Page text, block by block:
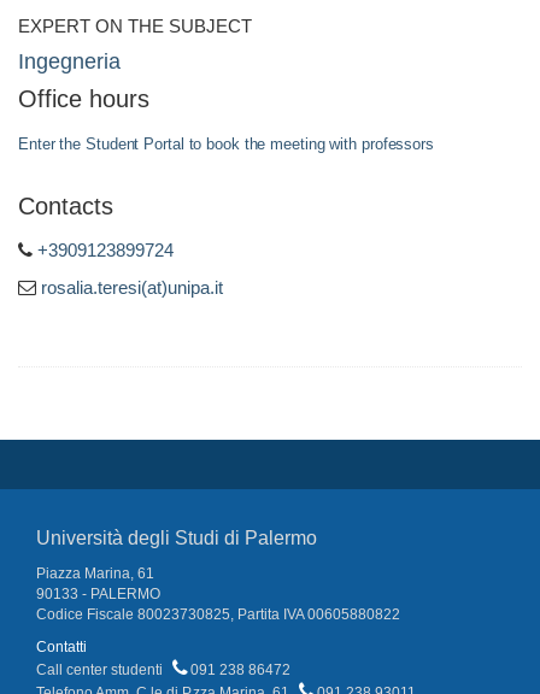
EXPERT ON THE SUBJECT
Ingegneria
Office hours
Enter the Student Portal to book the meeting with professors
Contacts
+3909123899724
rosalia.teresi(at)unipa.it
Università degli Studi di Palermo
Piazza Marina, 61
90133 - PALERMO
Codice Fiscale 80023730825, Partita IVA 00605880822
Contatti
Call center studenti
091 238 86472